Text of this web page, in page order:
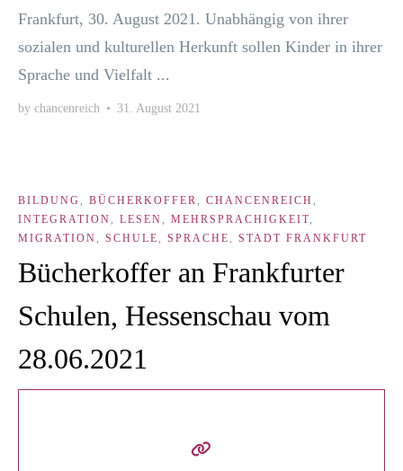
Frank­furt, 30. August 2021. Unab­hän­gig von ihrer
sozia­len und kul­tu­rel­len Her­kunft sol­len Kin­der in ihrer
Spra­che und Viel­falt ...
by chancenreich • 31. August 2021
BILDUNG , BÜCHERKOFFER, CHANCENREICH ,
INTEGRATION, LESEN, MEHRSPRACHIGKEIT,
MIGRATION, SCHULE, SPRACHE, STADT FRANKFURT
Bücherkoffer an Frankfurter
Schulen, Hessenschau vom
28.06.2021